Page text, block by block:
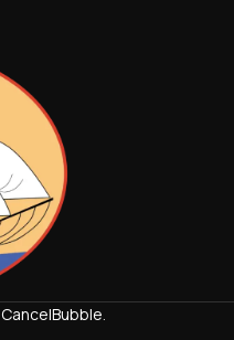
CancelBubble.